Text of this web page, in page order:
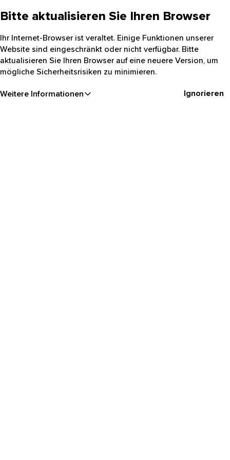
Bitte aktualisieren Sie Ihren Browser
Ihr Internet-Browser ist veraltet. Einige Funktionen unserer
Website sind eingeschränkt oder nicht verfügbar. Bitte
aktualisieren Sie Ihren Browser auf eine neuere Version, um
mögliche Sicherheitsrisiken zu minimieren.
Weitere Informationen Ignorieren